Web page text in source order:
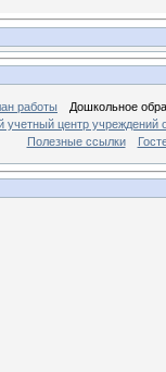
работы
Дошкольное
центр учреждений
Полезные ссылки